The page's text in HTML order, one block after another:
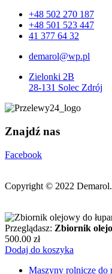
+48 502 270 187
+48 501 523 447
41 377 64 32
demarol@wp.pl
Zielonki 2B
28-131 Solec Zdrój
Znajdź nas
Facebook
Copyright © 2022
Przeglądasz: Zbiornik
500.00 zł
Dodaj do koszyka
Maszyny rolnicze do